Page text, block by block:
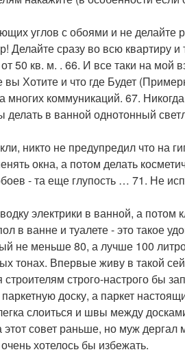
углов с обоями и не делайте
Делайте сразу во всю квартиру и
50 кв. м. . 66. И все таки на мой
Хотите и что где Будет
многих коммуникаций. 67.
делать в ванной однотонный
никто не предупредил что на
окна, а потом делать
- та еще глупость … 71. Не
электрики в ванной, а потом
в ванне и туалете - это такое
не меньше 80, а лучше 100
тонах. Впервые живу в такой
строго-настрого бы
доску, а паркет
слоиться и швы между
совет раньше, но муж дергал
хотелось бы избежать.